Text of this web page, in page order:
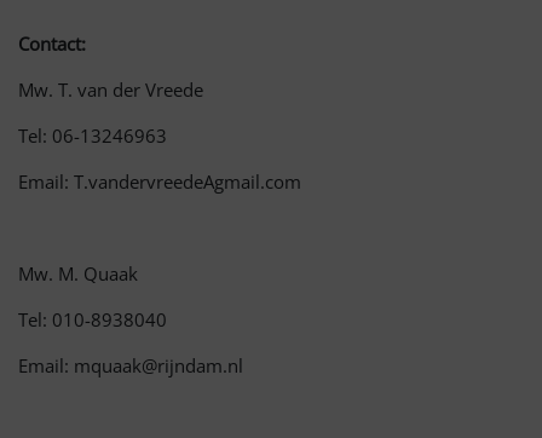
Contact:
Mw. T. van der Vreede
Tel: 06-13246963
Email: T.vandervreedeAgmail.com
Mw. M. Quaak
Tel: 010-8938040
Email: mquaak@rijndam.nl